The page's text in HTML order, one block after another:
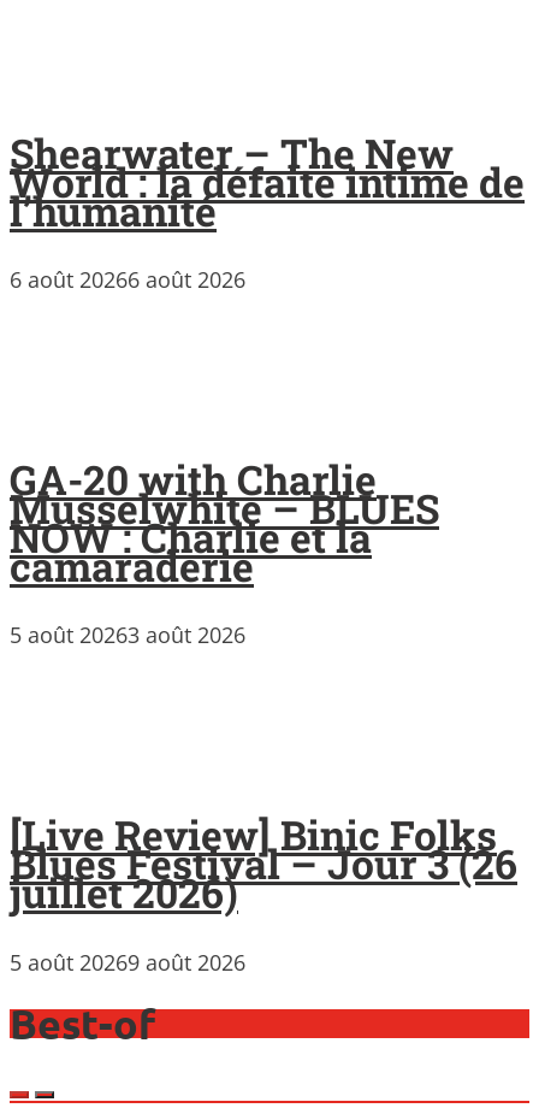
Shearwater – The New
World : la défaite intime de
l’humanité
6 août 20266 août 2026
GA-20 with Charlie
Musselwhite – BLUES
NOW : Charlie et la
camaraderie
5 août 20263 août 2026
[Live Review] Binic Folks
Blues Festival – Jour 3 (26
juillet 2026)
5 août 20269 août 2026
Best-of